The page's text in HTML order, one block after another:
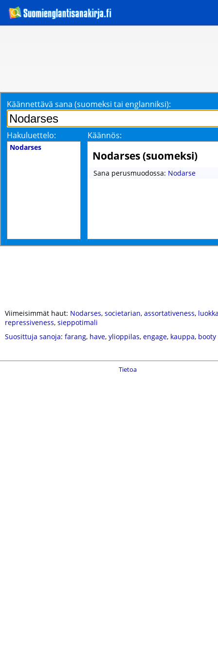
Käännettävä sana (suomeksi tai englanniksi):
Hakuluettelo: Käännös:
Nodarses
Nodarses (suomeksi)
Sana perusmuodossa: Nodarse
Viimeisimmät haut: Nodarses, societarian, assortativeness,
repressiveness, sieppotimali
Suosittuja sanoja: farang, have, ylioppilas, engage, kauppa, booty
Tietoa